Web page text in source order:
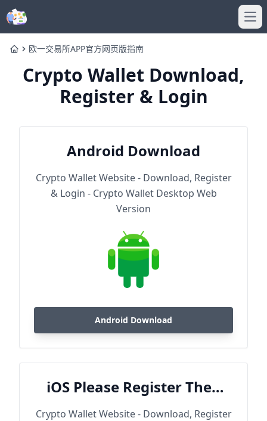
Home欧一交易所APP官方网页版指南
Crypto Wallet Download,
Register & Login
Android Download
Crypto Wallet Website - Download, Register
& Login - Crypto Wallet Desktop Web
Version
Android Download
iOS Please Register Then
Download
Crypto Wallet Website - Download, Register